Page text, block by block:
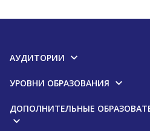
АУДИТОРИИ
УРОВНИ ОБРАЗОВАНИЯ
ДОПОЛНИТЕЛЬНЫЕ